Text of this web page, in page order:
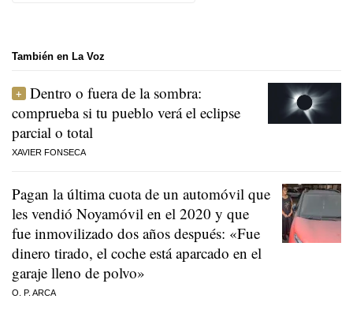
También en La Voz
Dentro o fuera de la sombra:
comprueba si tu pueblo verá el eclipse
parcial o total
XAVIER FONSECA
Pagan la última cuota de un automóvil que
les vendió Noyamóvil en el 2020 y que
fue inmovilizado dos años después: «Fue
dinero tirado, el coche está aparcado en el
garaje lleno de polvo»
O. P. ARCA